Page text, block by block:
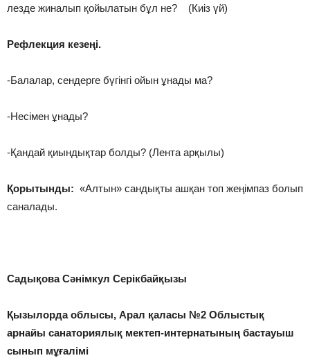
лезде жиналып қойылатын бұл не? (Киіз үй)
Рефлекция кезеңі.
-Балалар, сендерге бүгінгі ойын ұнады ма?
-Несімен ұнады?
-Қандай қиындықтар болды? (Лента арқылы)
Қорытынды: «Алтын» сандықты ашқан топ жеңімпаз болып
саналады.
Садықова Сәнімкул Серікбайқызы
Қызылорда облысы, Арал қаласы №2 Облыстық
арнайы санаториялық мектеп-интернатының бастауыш
сынып мұғалімі